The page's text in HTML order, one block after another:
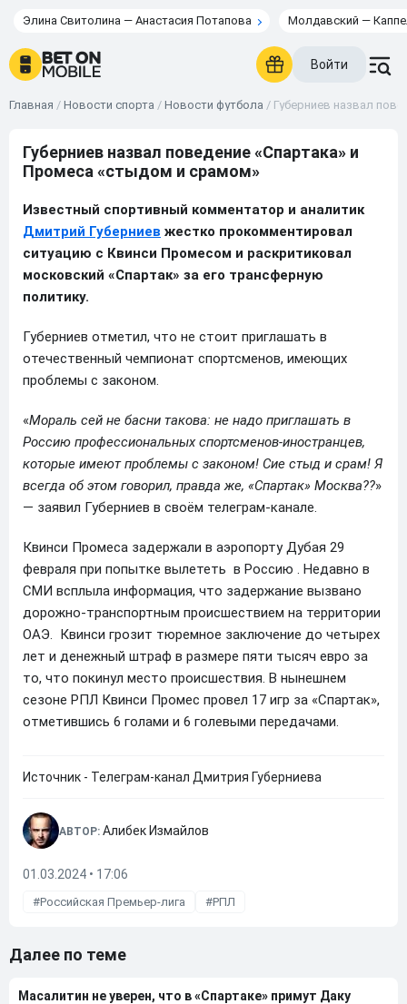
Элина Свитолина — Анастасия Потапова Молдавский —
Войти
Главная / Новости спорта / Новости футбола / Губерниев назвал
Губерниев назвал поведение «Спартака» и
Промеса «стыдом и срамом»
Известный спортивный комментатор и аналитик
Дмитрий Губерниев жестко прокомментировал
ситуацию с Квинси Промесом и раскритиковал
московский «Спартак» за его трансферную
политику.
Губерниев отметил, что не стоит приглашать в
отечественный чемпионат спортсменов, имеющих
проблемы с законом.
«Мораль сей не басни такова: не надо приглашать в
Россию профессиональных спортсменов-иностранцев,
которые имеют проблемы с законом! Сие стыд и срам! Я
всегда об этом говорил, правда же, «Спартак» Москва??»
— заявил Губерниев в своём телеграм-канале.
Квинси Промеса задержали в аэропорту Дубая 29
февраля при попытке вылететь в Россию . Недавно в
СМИ всплыла информация, что задержание вызвано
дорожно-транспортным происшествием на территории
ОАЭ. Квинси грозит тюремное заключение до четырех
лет и денежный штраф в размере пяти тысяч евро за
то, что покинул место происшествия. В нынешнем
сезоне РПЛ Квинси Промес провел 17 игр за «Спартак»,
отметившись 6 голами и 6 голевыми передачами.
Источник - Телеграм-канал Дмитрия Губерниева
АВТОР: Алибек Измайлов
01.03.2024 • 17:06
Российская Премьер-лига РПЛ
Далее по теме
Масалитин не уверен, что в «Спартаке» примут Даку